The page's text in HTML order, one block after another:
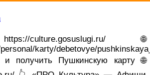
🌐
karty/debetovye/
получить Пушкинскую карту 🌐